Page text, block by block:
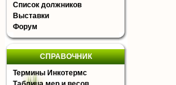
Список должников
Выставки
Форум
СПРАВОЧНИК
Термины Инкотермс